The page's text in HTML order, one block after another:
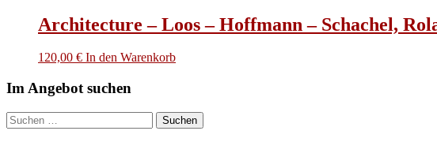
Architecture – Loos – Hoffmann – Schachel,
120,00 € In den Warenkorb
Im Angebot suchen
Suchen
nach: